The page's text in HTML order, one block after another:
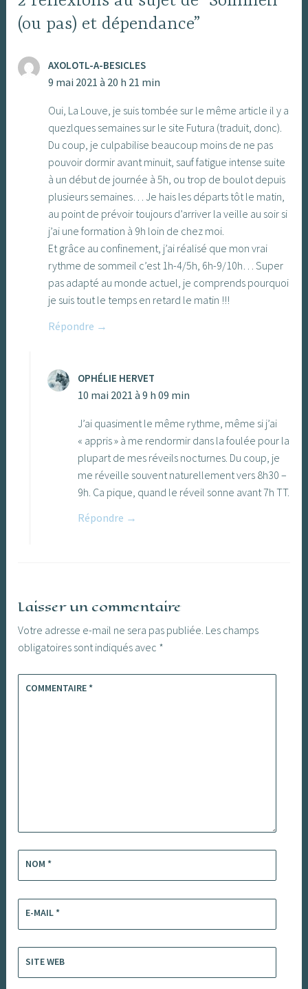
(ou pas) et dépendance”
AXOLOTL-A-BESICLES
9 mai 2021 à 20 h 21 min
Oui, La Louve, je suis tombée sur le même article il y a
quezlques semaines sur le site Futura (traduit, donc).
Du coup, je culpabilise beaucoup moins de ne pas
pouvoir dormir avant minuit, sauf fatigue intense suite
à un début de journée à 5h, ou trop de boulot depuis
plusieurs semaines… Je hais les départs tôt le matin,
au point de prévoir toujours d’arriver la veille au soir si
j’ai une formation à 9h loin de chez moi.
Et grâce au confinement, j’ai réalisé que mon vrai
rythme de sommeil c’est 1h-4/5h, 6h-9/10h… Super
pas adapté au monde actuel, je comprends pourquoi
je suis tout le temps en retard le matin !!!
Répondre
OPHÉLIE HERVET
10 mai 2021 à 9 h 09 min
J’ai quasiment le même rythme, même si j’ai
« appris » à me rendormir dans la foulée pour la
plupart de mes réveils nocturnes. Du coup, je
me réveille souvent naturellement vers 8h30 –
9h. Ca pique, quand le réveil sonne avant 7h TT.
Répondre
Laisser un commentaire
Votre adresse e-mail ne sera pas publiée. Les champs
obligatoires sont indiqués avec *
COMMENTAIRE*
NOM*
E-MAIL*
SITE WEB